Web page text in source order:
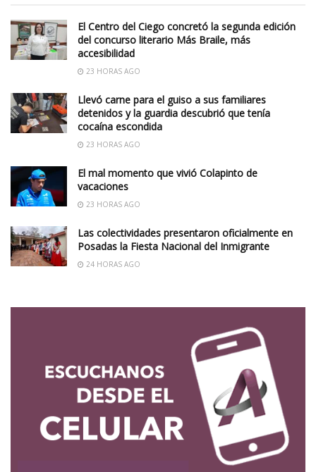
El Centro del Ciego concretó la segunda edición
del concurso literario Más Braile, más
accesibilidad
23 HORAS AGO
Llevó carne para el guiso a sus familiares
detenidos y la guardia descubrió que tenía
cocaína escondida
23 HORAS AGO
El mal momento que vivió Colapinto de
vacaciones
23 HORAS AGO
Las colectividades presentaron oficialmente en
Posadas la Fiesta Nacional del Inmigrante
24 HORAS AGO